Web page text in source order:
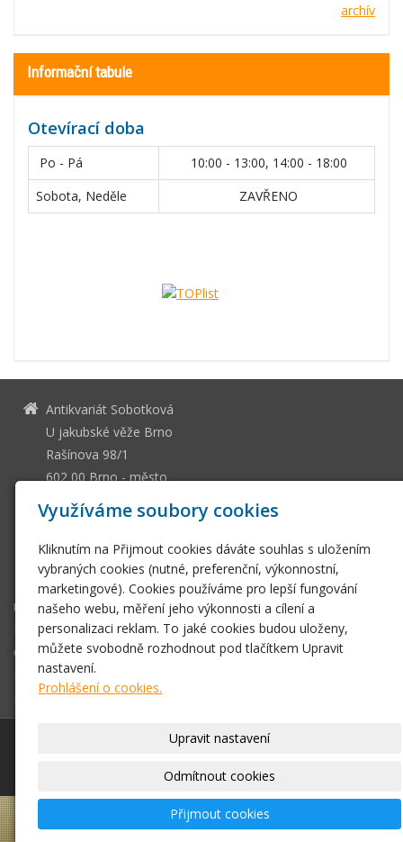
archív
Informační tabule
Otevírací doba
Po - Pá
10:00 - 13:00, 14:00 - 18:00
Sobota, Neděle
ZAVŘENO
Antikvariát Sobotková
U jakubské věže Brno
Rašínova 98/1
602 00 Brno - město
13036661
CZ505112128
ssobotkova@gmail.com
+420 542 212 393
Úvodní stránka
E-shop
Obchodní podmínky
Fotogalerie
Kontakt
Antikvariát Sobotková U jakubské věže Brno
Mapa webu
webové stránkys AI,doména
Využíváme soubory cookies
Kliknutím na Přijmout cookies dáváte souhlas s uložením
vybraných cookies (nutné, preferenční, výkonnostní,
marketingové). Cookies používáme pro lepší fungování
našeho webu, měření jeho výkonnosti a cílení a
personalizaci reklam. To jaké cookies budou uloženy,
můžete svobodně rozhodnout pod tlačítkem Upravit
nastavení.
Prohlášení o cookies.
Upravit nastavení
Odmítnout cookies
Přijmout cookies